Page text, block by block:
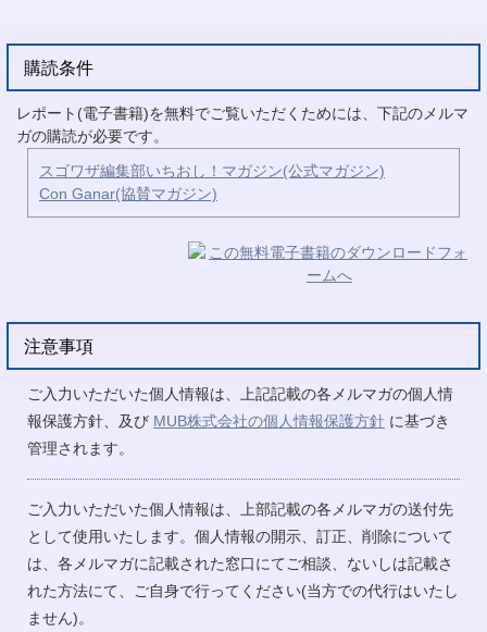
購読条件
レポート(電子書籍)を無料でご覧いただくためには、下記のメルマ
ガの購読が必要です。
スゴワザ編集部いちおし！マガジン(公式マガジン)
Con Ganar(協賛マガジン)
注意事項
ご入力いただいた個人情報は、上記記載の各メルマガの個人情
報保護方針、及び MUB株式会社の個人情報保護方針 に基づき
管理されます。
ご入力いただいた個人情報は、上部記載の各メルマガの送付先
として使用いたします。個人情報の開示、訂正、削除について
は、各メルマガに記載された窓口にてご相談、ないしは記載さ
れた方法にて、ご自身で行ってください(当方での代行はいたし
ません)。